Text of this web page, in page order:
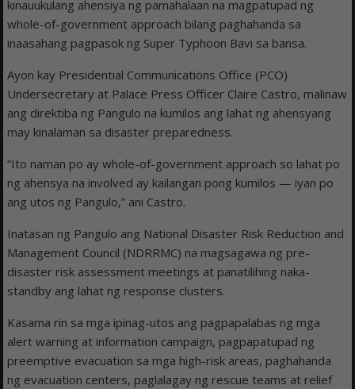
kinauukulang ahensiya ng pamahalaan na magpatupad ng
whole-of-government approach bilang paghahanda sa
inaasahang pagpasok ng Super Typhoon Bavi sa bansa.
Ayon kay Presidential Communications Office (PCO)
Undersecretary at Palace Press Officer Claire Castro, malinaw
ang direktiba ng Pangulo na kumilos ang lahat ng ahensyang
may kinalaman sa disaster preparedness.
“Ito naman po ay whole-of-government approach so lahat po
ng ahensya na involved ay kailangan pong kumilos — iyan po
ang utos ng Pangulo,” ani Castro.
Inatasan ng Pangulo ang National Disaster Risk Reduction and
Management Council (NDRRMC) na magsagawa ng pre-
disaster risk assessment meetings at panatilihing naka-
standby ang lahat ng response clusters.
Kasama rin sa mga ipinag-utos ang pagpapalabas ng mga
alert warning at information campaign, pagpapatupad ng
preemptive evacuation sa mga high-risk areas, paghahanda
ng evacuation centers, paglalagay ng rescue teams at relief